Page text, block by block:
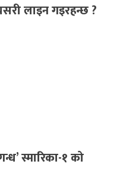
लाइन गइरहन्छ ?
स्मारिका-१ को